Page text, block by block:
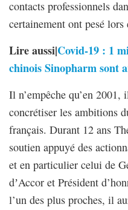
contacts professionnels
certainement ont pesé lors
Lire aussi|Covid-19 : 1
chinois Sinopharm sont
Il n’empêche qu’en
concrétiser les ambitions
français. Durant 12 ans
soutien appuyé des
et en particulier celui de
dʼAccor et Président
l’un des plus proches, il